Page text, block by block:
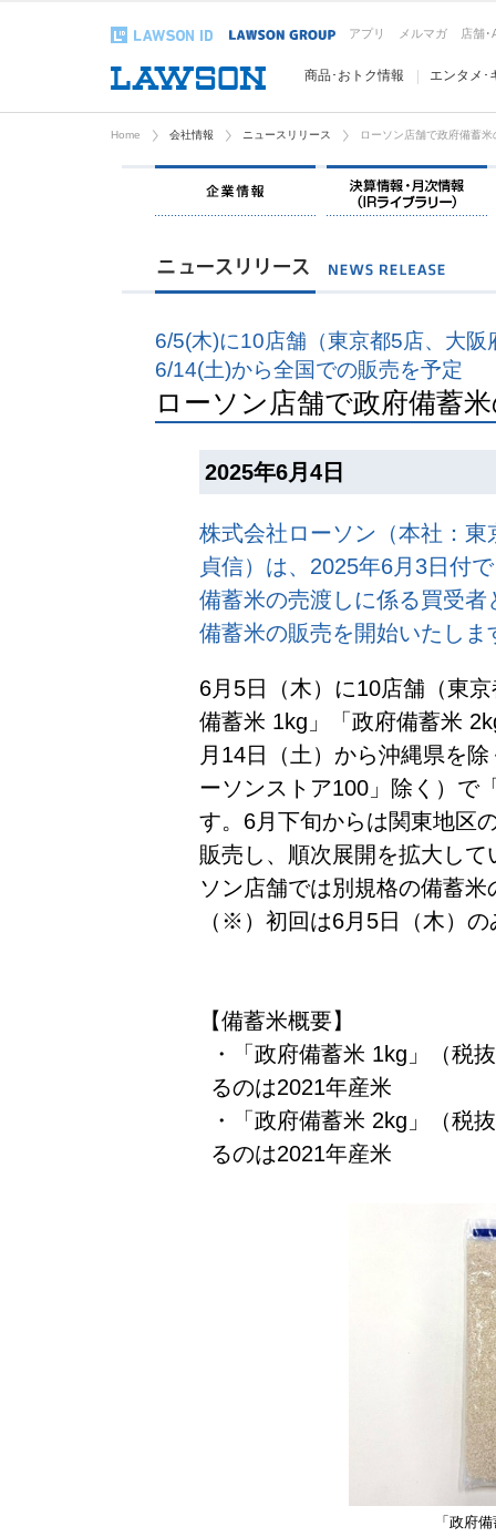
アプリ メルマガ 店舗･
商品･おトク情報 エンタメ･
Home 会社情報 ニュースリリース ローソン店舗で政府備蓄
企業情報
6/5(木)に10店舗（東京都5店、大
6/14(土)から全国での販売を予定
ローソン店舗で政府備蓄
2025年6月4日
株式会社ローソン（本社：
貞信）は、2025年6月3日付
備蓄米の売渡しに係る買受
備蓄米の販売を開始いたしま
6月5日（木）に10店舗（東
備蓄米 1kg」「政府備蓄米
月14日（土）から沖縄県を
ーソンストア100」除く）で
す。6月下旬からは関東地区
販売し、順次展開を拡大し
ソン店舗では別規格の備蓄
（※）初回は6月5日（木）
【備蓄米概要】
・「政府備蓄米 1kg」（
るのは2021年産米
・「政府備蓄米 2kg」（
るのは2021年産米
「政府